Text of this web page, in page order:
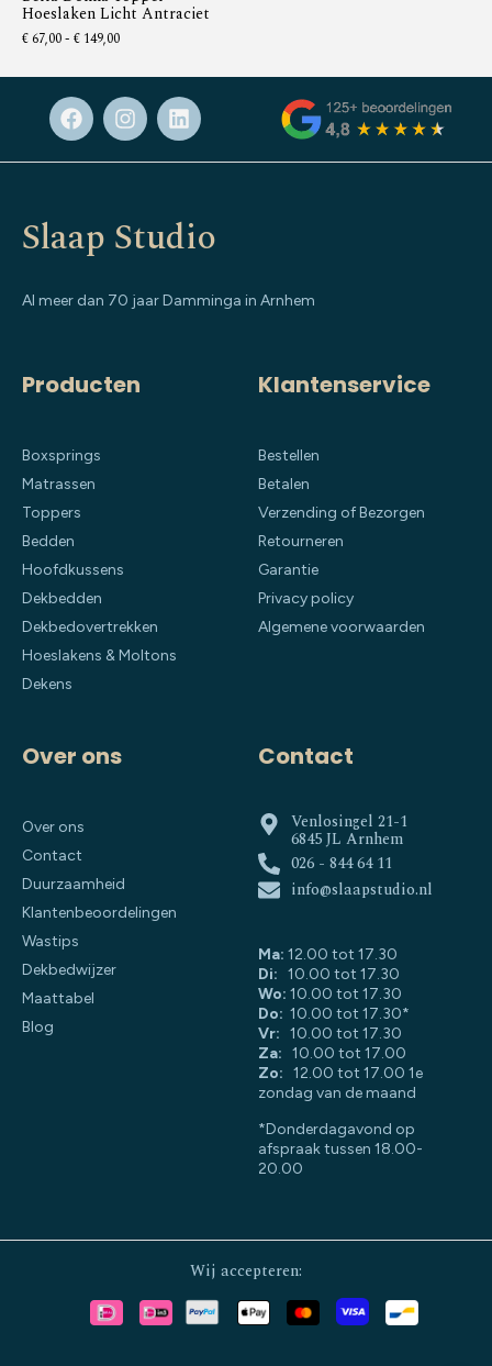
Hoeslaken Licht Antraciet
€ 67,00- €149,00
Slaap Studio
Al meer dan 70 jaar Damminga in Arnhem
Producten
Boxsprings
Matrassen
Toppers
Bedden
Hoofdkussens
Dekbedden
Dekbedovertrekken
Hoeslakens & Moltons
Dekens
Klantenservice
Bestellen
Betalen
Verzending of Bezorgen
Retourneren
Garantie
Privacy policy
Algemene voorwaarden
Over ons
Over ons
Contact
Duurzaamheid
Klantenbeoordelingen
Wastips
Dekbedwijzer
Maattabel
Blog
Contact
Venlosingel 21-1
6845 JL Arnhem
026 - 844 64 11
info@slaapstudio.nl
Ma: 12.00 tot 17.30
Di: 10.00 tot 17.30
Wo: 10.00 tot 17.30
Do: 10.00 tot 17.30*
Vr: 10.00 tot 17.30
Za: 10.00 tot 17.00
Zo: 12.00 tot 17.00 1e
zondag van de maand
*Donderdagavond op
afspraak tussen 18.00-
20.00
Wij accepteren: